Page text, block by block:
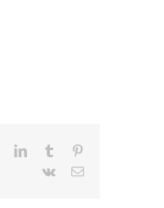
LinkedInTumblr
Vk
Correo